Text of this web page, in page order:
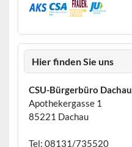
Hier finden Sie uns
CSU-Bürgerbüro Dachau
Apothekergasse 1
85221 Dachau
Tel: 08131/735520